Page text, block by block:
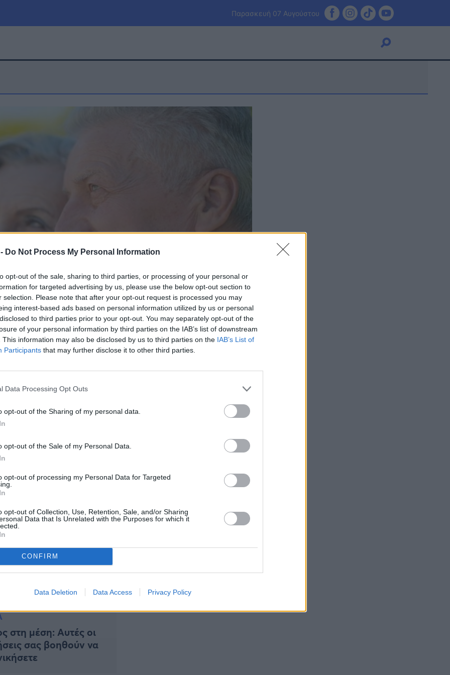
Do Not Process My Personal Information
opt-out of the sale, sharing to third parties, or processing of your personal or
for targeted advertising by us, please use the below opt-out section to
selection. Please note that after your opt-out request is processed you may
interest-based ads based on personal information utilized by us or personal
to third parties prior to your opt-out. You may separately opt-out of the
of your personal information by third parties on the IAB’s list of downstream
This information may also be disclosed by us to third parties on the IAB’s List of
Participants that may further disclose it to other third parties.
Data Processing Opt Outs
opt-out of the Sharing of my personal data.
opt-out of the Sale of my Personal Data.
opt-out of processing my Personal Data for Targeted
opt-out of Collection, Use, Retention, Sale, and/or Sharing
Data that Is Unrelated with the Purposes for which it
CONFIRM
Data Deletion Data Access Privacy Policy
Παρασκευή 07 Αυγούστου
μακροζωίας κρύβεται σε μια
κρύβεται στην καθημερινή άσκηση. Όμως
που κρατάει από την αρχαιότητα και έχει
για το Shuai Shou Gong, ένα είδος
ταλάντευσης των χεριών) που
στη μέση: Αυτές οι
σας βοηθούν να